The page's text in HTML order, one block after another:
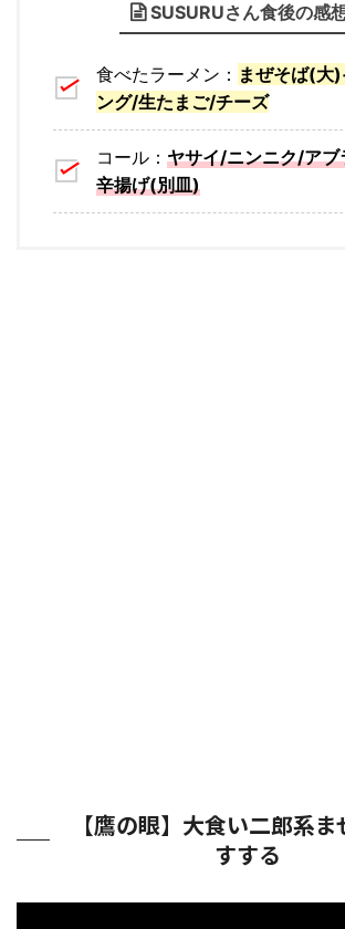
SUSURUさん食後の感
食べたラーメン： まぜそば(大
ング/生たまご/チーズ
コール： ヤサイ/ニンニク/ア
辛揚げ(別皿)
【鷹の眼】大食い二郎系
すする